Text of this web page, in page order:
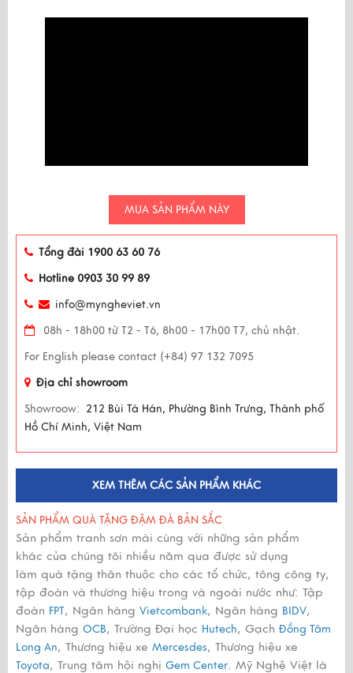
MUA SẢN PHẨM NÀY
Tổng đài 1900 63 60 76
Hotline 0903 30 99 89
info@myngheviet.vn
08h - 18h00 từ T2 - T6, 8h00 - 17h00 T7, chủ nhật.
For English please contact (+84) 97 132 7095
Địa chỉ showroom
Showroow: 212 Bùi Tá Hán, Phường Bình Trưng, Thành phố
Hồ Chí Minh, Việt Nam
XEM THÊM CÁC SẢN PHẨM KHÁC
SẢN PHẨM QUÀ TẶNG ĐẬM ĐÀ BẢN SẮC
Sản phẩm tranh sơn mài cùng với những sản phẩm
khác của chúng tôi nhiều năm qua được sử dụng
làm quà tặng thân thuộc cho các tổ chức, tông công ty,
tập đoàn và thương hiệu trong và ngoài nước như: Tập
đoàn FPT, Ngân hàng Vietcombank, Ngân hàng BIDV,
Ngân hàng OCB, Trường Đại học Hutech, Gạch Đồng Tâm
Long An, Thương hiệu xe Mercesdes, Thương hiệu xe
Toyota, Trung tâm hội nghị Gem Center. Mỹ Nghệ Việt là